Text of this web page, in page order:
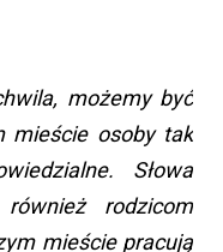
możemy być
mieście osoby tak
Słowa
rodzicom
mieście pracują